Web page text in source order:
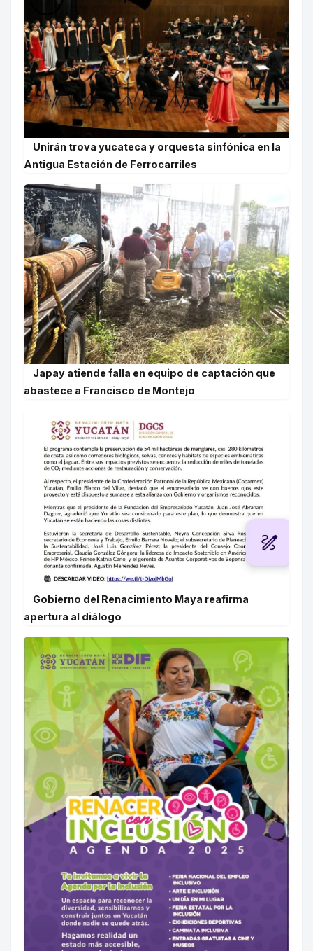
Unirán trova yucateca y orquesta sinfónica en la
Antigua Estación de Ferrocarriles
Japay atiende falla en equipo de captación que
abastece a Francisco de Montejo
Gobierno del Renacimiento Maya reafirma
apertura al diálogo